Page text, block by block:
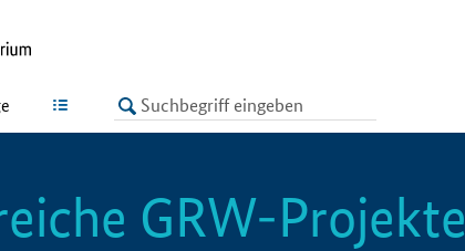
LISTE
GRW-Projekte